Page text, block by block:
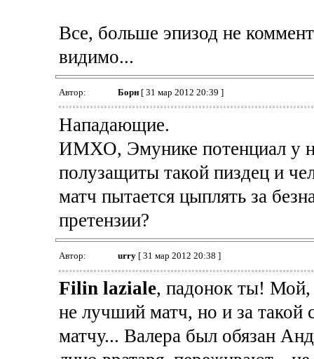
Все, больше эпизод не
видимо...
Автор: Борн[ 31 мар 2012 20:39 ]
Нападающие.
ИМХО, Эмунике потенциал у
полузащиты такой пиздец и
матч пытается цыплять за
претензии?
Автор: urry[ 31 мар 2012 20:38 ]
Filin laziale, падонок ты! Мой,
не лучший матч, но и за
матчу... Валера был обязан